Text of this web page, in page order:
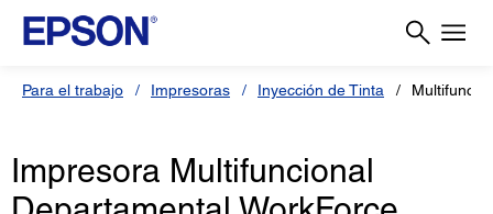
Para el trabajo Impresoras Inyección de Tinta
Impresora Multifuncional